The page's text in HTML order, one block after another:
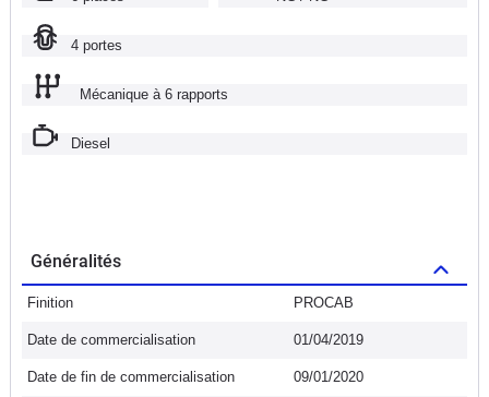
4 portes
Mécanique à 6 rapports
Diesel
Généralités
Finition PROCAB
Date de commercialisation 01/04/2019
Date de fin de commercialisation 09/01/2020